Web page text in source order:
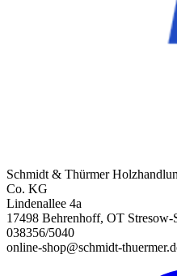
Schmidt & Thürmer
Co. KG
Lindenallee 4a
17498 Behrenhoff, OT Stresow-
038356/5040
online-shop@schmidt-